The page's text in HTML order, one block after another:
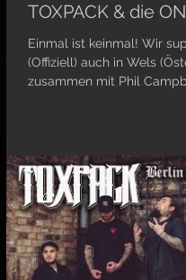
TOXPACK & die
Einmal ist keinmal! Wir
(Offiziell) auch in Wels
zusammen mit Phil